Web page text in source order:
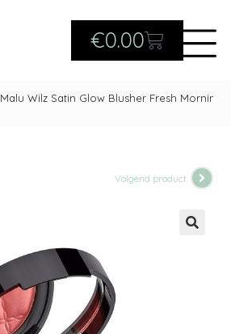
€0.00
Malu Wilz Satin Glow Blusher Fresh Morning
Volgend product